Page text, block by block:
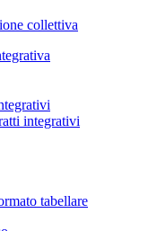
collettiva
integrativi
tabellare